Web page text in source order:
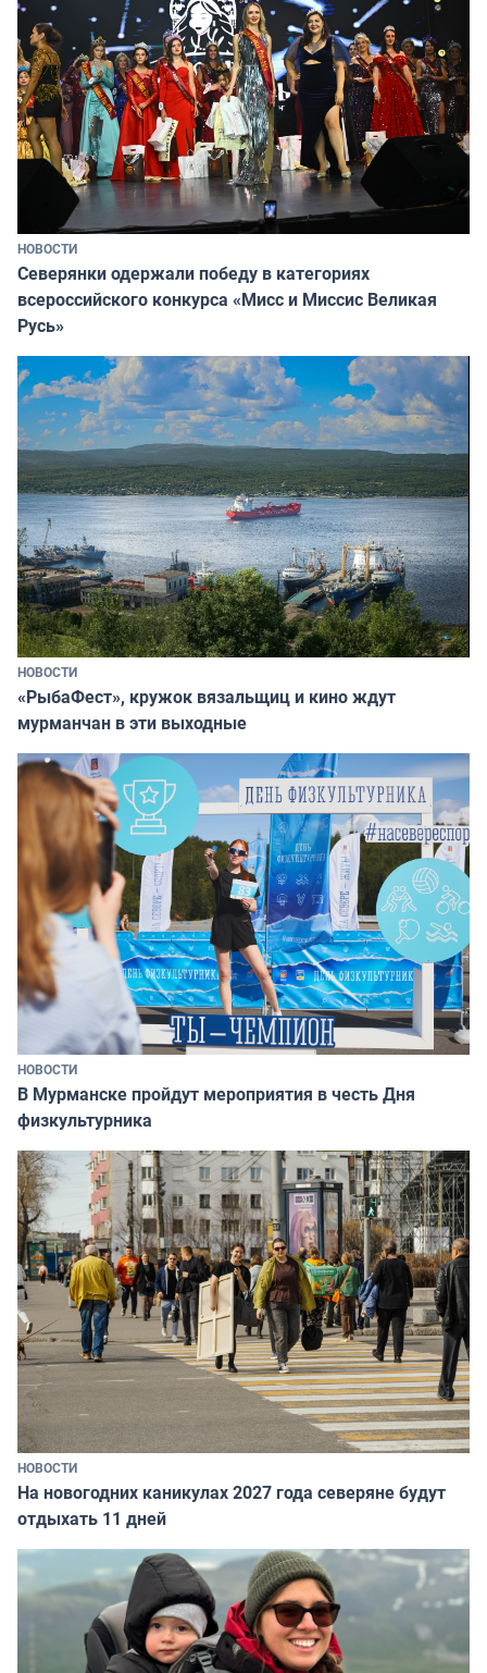
НОВОСТИ
Северянки одержали победу в категориях
всероссийского конкурса «Мисс и Миссис Великая
Русь»
НОВОСТИ
«РыбаФест», кружок вязальщиц и кино ждут
мурманчан в эти выходные
НОВОСТИ
В Мурманске пройдут мероприятия в честь Дня
физкультурника
НОВОСТИ
На новогодних каникулах 2027 года северяне будут
отдыхать 11 дней